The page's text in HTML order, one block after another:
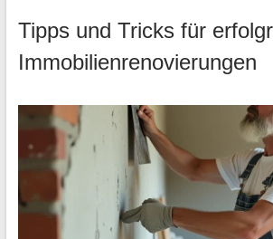
Tipps und Tricks für
Immobilienrenovierungen